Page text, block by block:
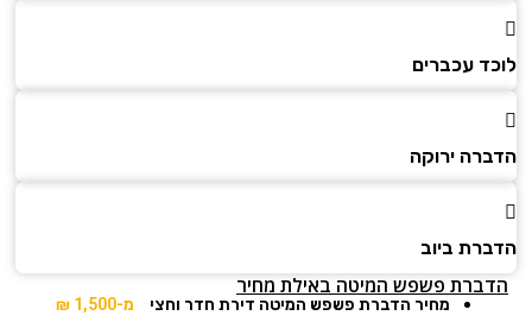
לוכד עכברים
הדברה ירוקה
הדברת ביוב
הדברת פשפש המיטה באילת מחיר
מחיר הדברת פשפש המיטה דירת חדר וחצי
מ-1,500 ₪